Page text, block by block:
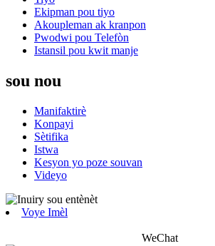
Ekipman pou tiyo
Akoupleman ak kranpon
Pwodwi pou Telefòn
Istansil pou kwit manje
sou nou
Manifaktirè
Konpayi
Sètifika
Istwa
Kesyon yo poze souvan
Videyo
Voye Imèl
WeChat